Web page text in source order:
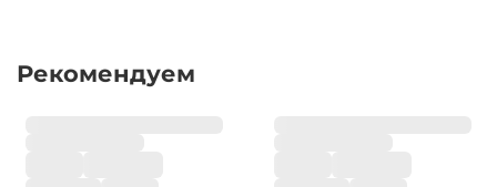
Рекомендуем